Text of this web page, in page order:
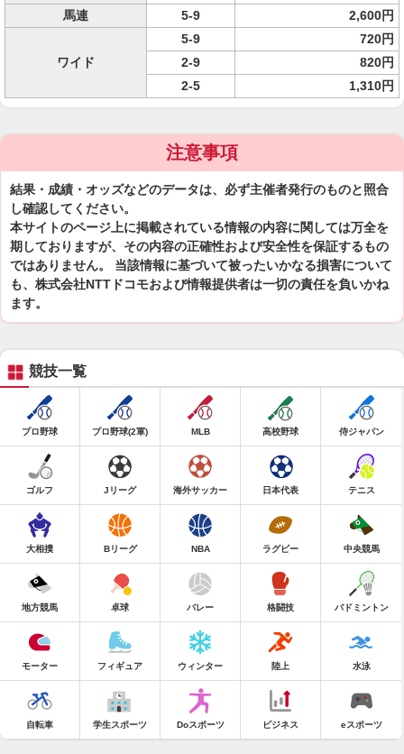
馬連
5-9 2,600円
ワイド
5-9
720円
2-9
820円
2-5
1,310円
注意事項
結果・成績・オッズなどのデータは、必ず主催者発行のものと照合
し確認してください。
本サイトのページ上に掲載されている情報の内容に関しては万全を
期しておりますが、その内容の正確性および安全性を保証するもの
ではありません。 当該情報に基づいて被ったいかなる損害について
も、株式会社NTTドコモおよび情報提供者は一切の責任を負いかね
ます。
競技一覧
プロ野球 プロ野球(2軍) MLB 高校野球 侍ジャパン
ゴルフ Jリーグ 海外サッカー 日本代表 テニス
大相撲 Bリーグ NBA ラグビー 中央競馬
地方競馬 卓球 バレー 格闘技 バドミントン
モーター フィギュア ウィンター 陸上 水泳
自転車 学生スポーツ Doスポーツ ビジネス eスポーツ